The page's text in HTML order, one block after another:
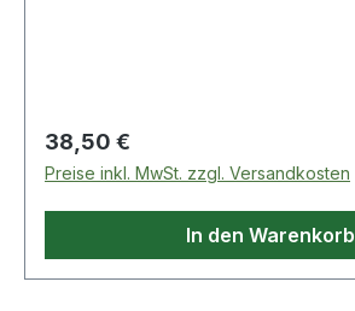
Regulärer Preis:
38,50 €
Preise inkl. MwSt. zzgl. Versandkosten
In den Warenkorb